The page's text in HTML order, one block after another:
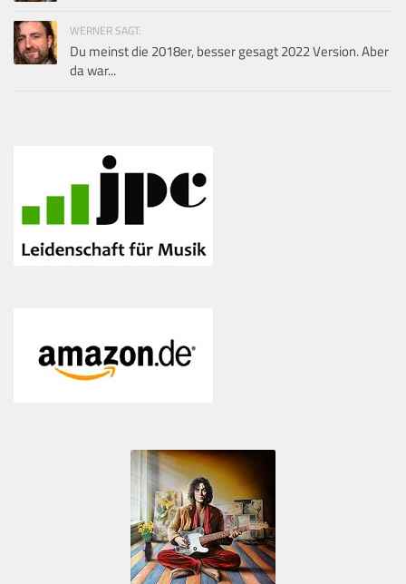
WERNER SAGT:
Du meinst die 2018er, besser gesagt 2022 Version. Aber
da war...